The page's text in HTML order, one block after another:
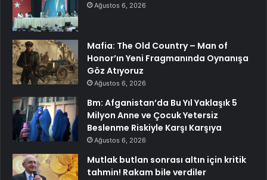
Ağustos 6, 2026
Mafia: The Old Country – Man of
Honor’ın Yeni Fragmanında Oynanışa
Göz Atıyoruz
Ağustos 6, 2026
Bm: Afganistan’da Bu Yıl Yaklaşık 5
Milyon Anne ve Çocuk Yetersiz
Beslenme Riskiyle Karşı Karşıya
Ağustos 6, 2026
Mutlak butlan sonrası altın için kritik
tahmin! Rakam bile verdiler